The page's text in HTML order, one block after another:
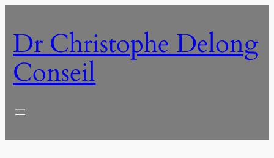
contenu
Dr Christophe Delong
Conseil